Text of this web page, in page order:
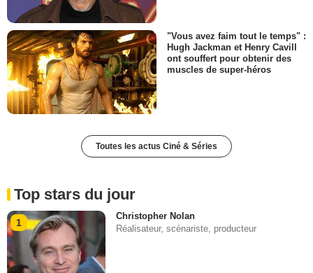
"Vous avez faim tout le temps" :
Hugh Jackman et Henry Cavill
ont souffert pour obtenir des
muscles de super-héros
Toutes les actus Ciné & Séries
Top stars du jour
1
Christopher Nolan
Réalisateur, scénariste, producteur